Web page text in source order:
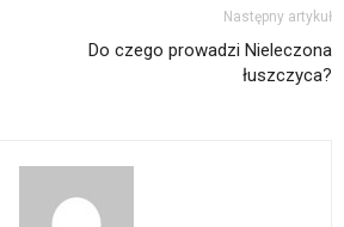
Następny artykuł
Do czego prowadzi Nieleczona
łuszczyca?